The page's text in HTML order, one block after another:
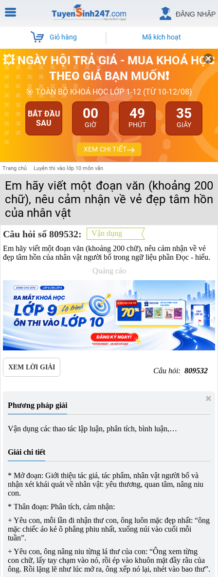
ĐĂNG NHẬP
Giỏ hàng Mã kích hoạt
💥 NGÀY HỘI TRẢ GIÁ - MUA KHOÁ HỌC
THEO GIÁ BẠN MUỐN❗
🎯 TOÀN BỘ KHOÁ HỌC LỚP 1-12 (TỪ 10-12/08)
BẮT ĐẦU
SAU
00
GIỜ
49
PHÚT
35
GIÂY
XEM CHI TIẾT
Trang chủ Luyện thi vào lớp 10 môn văn
Em hãy viết một đoạn văn (khoảng 200
chữ), nêu cảm nhận về vẻ đẹp tâm hồn
của nhân vật
Câu hỏi số 809532:
Vận dụng
Em hãy viết một đoạn văn (khoảng 200 chữ), nêu cảm nhận về vẻ
đẹp tâm hồn của nhân vật người bố trong ngữ liệu phần Đọc - hiểu.
Quảng cáo
XEM LỜI GIẢI Câu hỏi: 809532
Phương pháp giải
Vận dụng các thao tác lập luận, phân tích, bình luận,…
Giải chi tiết
* Mở đoạn: Giới thiệu tác giả, tác phẩm, nhân vật người bố và
nhận xét khái quát về nhân vật: yêu thương, quan tâm, nâng niu
con.
* Thân đoạn: Phân tích, cảm nhận:
+ Yêu con, mỗi lần đi nhận thư con, ông luôn mặc đẹp nhất: “ông
mặc chiếc áo kẻ ô phẳng phiu nhất, xuống núi vào cuối mỗi
tuần”.
+ Yêu con, ông nâng niu từng lá thư của con: “Ông xem từng
con chữ, lấy tay chạm vào nó, rồi ép vào khuôn mặt đầy râu của
ông. Rồi lặng lẽ như lúc mở ra, ông xếp nó lại, nhét vào bao thư”.